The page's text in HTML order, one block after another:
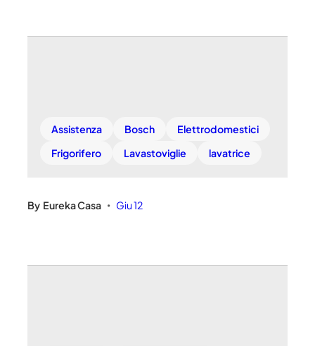
Assistenza Bosch
Elettrodomestici
Frigorifero
Lavastoviglie lavatrice
By Eureka Casa • Giu 12